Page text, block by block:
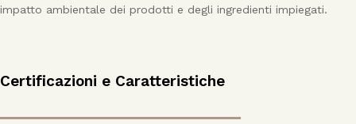
impatto ambientale dei prodotti e degli ingredienti impiegati.
Certificazioni e Caratteristiche